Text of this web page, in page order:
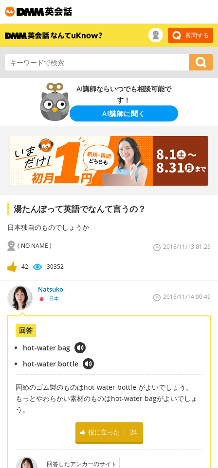
質問する
AI講師ならいつでも相談可能で
す！
AI講師に聞く
湯たんぽって英語でなんて言うの？
日本独自のものでしょうか
( NO NAME ) 2016/11/13 01:26
42 30352
Natsuko
日本 2016/11/14 00:49
回答
hot-water bag
hot-water bottle
固めのゴム製のものはhot-water bottle がよいでしょう。
もっとやわらかい素材のものはhot-water bagがよいでしょ
う。
役に立った 24
回答したアンカーのサイト